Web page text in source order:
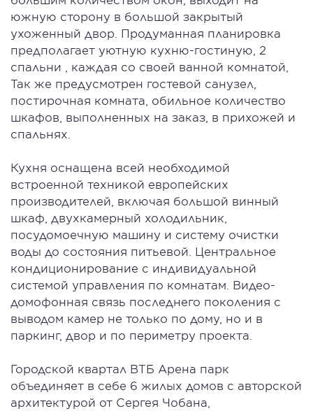
южную сторону в большой закрытый
ухоженный двор. Продуманная планировка
предполагает уютную кухню-гостиную, 2
спальни , каждая со своей ванной комнатой,
Так же предусмотрен гостевой санузел,
постирочная комната, обильное количество
шкафов, выполненных на заказ, в прихожей и
спальнях.
Кухня оснащена всей необходимой
встроенной техникой европейских
производителей, включая большой винный
шкаф, двухкамерный холодильник,
посудомоечную машину и систему очистки
воды до состояния питьевой. Центральное
кондиционирование с индивидуальной
системой управления по комнатам. Видео-
домофонная связь последнего поколения с
выводом камер не только по дому, но и в
паркинг, двор и по периметру проекта.
Городской квартал ВТБ Арена парк
объединяет в себе 6 жилых домов с авторской
архитектурой от Сергея Чобана,